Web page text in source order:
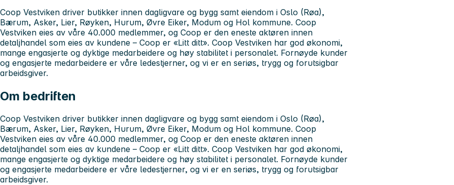
Coop Vestviken driver butikker innen dagligvare og bygg samt eiendom i Oslo (Røa),
Bærum, Asker, Lier, Røyken, Hurum, Øvre Eiker, Modum og Hol kommune. Coop
Vestviken eies av våre 40.000 medlemmer, og Coop er den eneste aktøren innen
detaljhandel som eies av kundene – Coop er «Litt ditt». Coop Vestviken har god økonomi,
mange engasjerte og dyktige medarbeidere og høy stabilitet i personalet. Fornøyde kunder
og engasjerte medarbeidere er våre ledestjerner, og vi er en seriøs, trygg og forutsigbar
arbeidsgiver.
Om bedriften
Coop Vestviken driver butikker innen dagligvare og bygg samt eiendom i Oslo (Røa),
Bærum, Asker, Lier, Røyken, Hurum, Øvre Eiker, Modum og Hol kommune. Coop
Vestviken eies av våre 40.000 medlemmer, og Coop er den eneste aktøren innen
detaljhandel som eies av kundene – Coop er «Litt ditt». Coop Vestviken har god økonomi,
mange engasjerte og dyktige medarbeidere og høy stabilitet i personalet. Fornøyde kunder
og engasjerte medarbeidere er våre ledestjerner, og vi er en seriøs, trygg og forutsigbar
arbeidsgiver.